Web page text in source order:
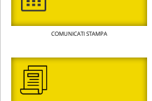
COMUNICATI STAMPA